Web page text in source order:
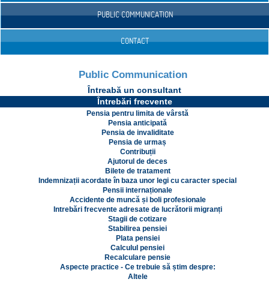
PUBLIC COMMUNICATION
CONTACT
Public Communication
Întreabă un consultant
Întrebări frecvente
Pensia pentru limita de vârstă
Pensia anticipată
Pensia de invaliditate
Pensia de urmaș
Contribuții
Ajutorul de deces
Bilete de tratament
Indemnizații acordate în baza unor legi cu caracter special
Pensii internaționale
Accidente de muncă și boli profesionale
Intrebări frecvente adresate de lucrătorii migranți
Stagii de cotizare
Stabilirea pensiei
Plata pensiei
Calculul pensiei
Recalculare pensie
Aspecte practice - Ce trebuie să știm despre:
Altele